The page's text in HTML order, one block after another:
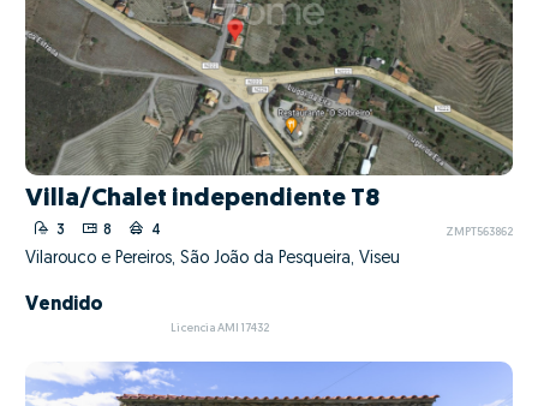
Villa/Chalet independiente T8
3 8 4 ZMPT563862
Vilarouco e Pereiros, São João da Pesqueira, Viseu
Vendido
Licencia AMI 17432